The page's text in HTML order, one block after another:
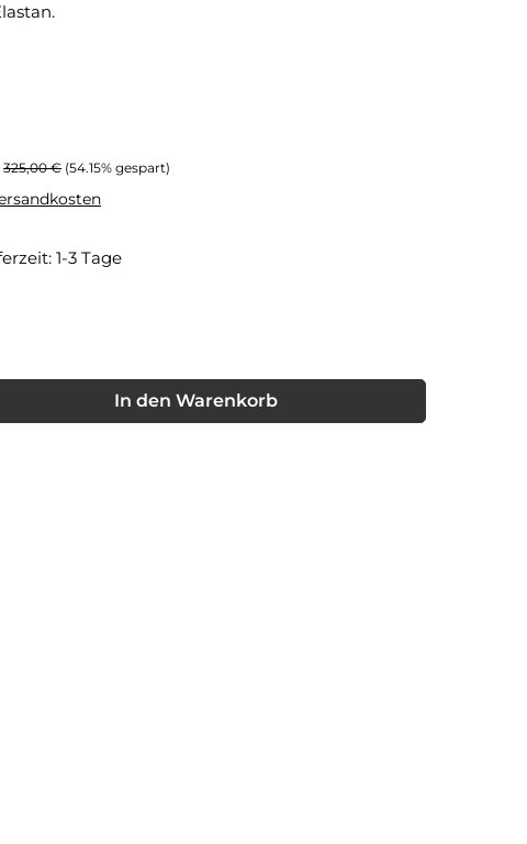
Regulärer Preis:
325,00 € (54.15% gespart)
1-3 Tage
gewünschten Wert ein oder benutze die Schaltflächen um die
In den Warenkorb